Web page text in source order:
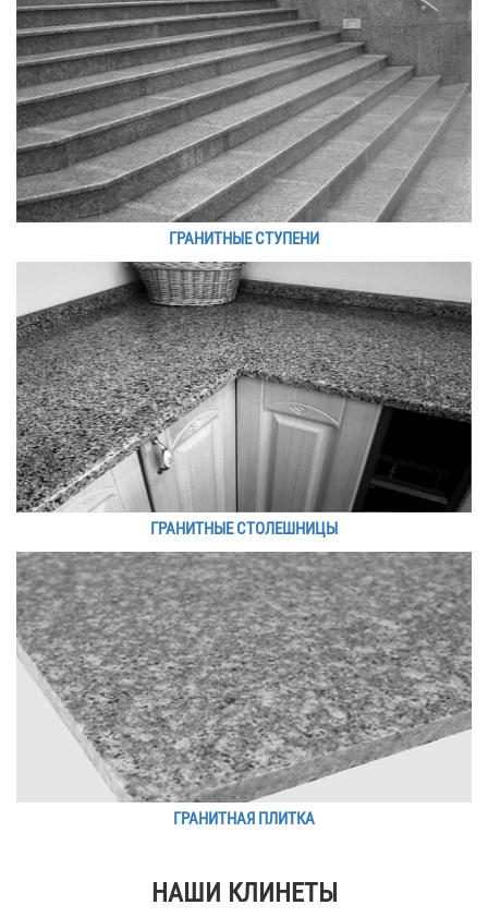
ГРАНИТНЫЕ СТУПЕНИ
ГРАНИТНЫЕ СТОЛЕШНИЦЫ
ГРАНИТНАЯ ПЛИТКА
НАШИ КЛИНЕТЫ